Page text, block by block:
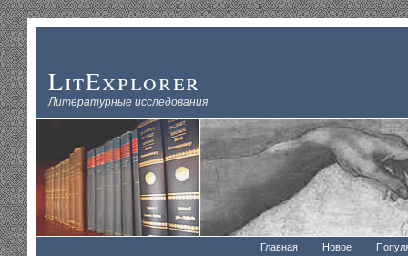
LitExplorer
Литературные исследования
Главная Новое